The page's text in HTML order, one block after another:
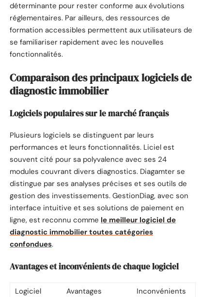
déterminante pour rester conforme aux évolutions
réglementaires. Par ailleurs, des ressources de
formation accessibles permettent aux utilisateurs de
se familiariser rapidement avec les nouvelles
fonctionnalités.
Comparaison des principaux logiciels de
diagnostic immobilier
Logiciels populaires sur le marché français
Plusieurs logiciels se distinguent par leurs
performances et leurs fonctionnalités. Liciel est
souvent cité pour sa polyvalence avec ses 24
modules couvrant divers diagnostics. Diagamter se
distingue par ses analyses précises et ses outils de
gestion des investissements. GestionDiag, avec son
interface intuitive et ses solutions de paiement en
ligne, est reconnu comme le meilleur logiciel de
diagnostic immobilier toutes catégories
confondues.
Avantages et inconvénients de chaque logiciel
Logiciel Avantages Inconvénients